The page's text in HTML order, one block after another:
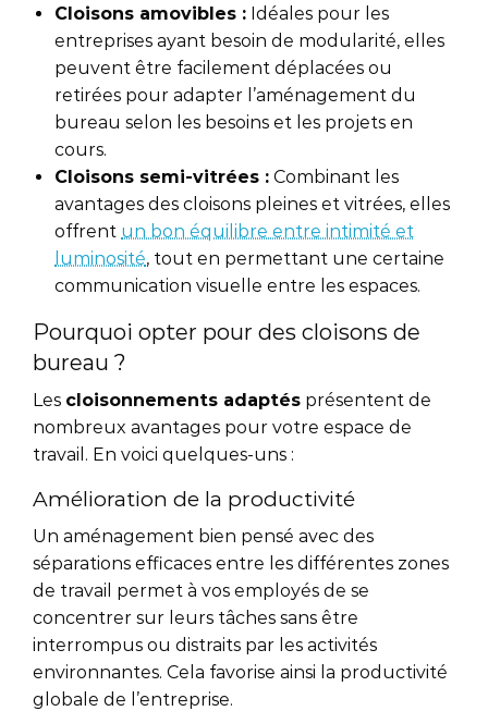
Cloisons amovibles : Idéales pour les
entreprises ayant besoin de modularité, elles
peuvent être facilement déplacées ou
retirées pour adapter l’aménagement du
bureau selon les besoins et les projets en
cours.
Cloisons semi-vitrées : Combinant les
avantages des cloisons pleines et vitrées, elles
offrent un bon équilibre entre intimité et
luminosité, tout en permettant une certaine
communication visuelle entre les espaces.
Pourquoi opter pour des cloisons de
bureau ?
Les cloisonnements adaptés présentent de
nombreux avantages pour votre espace de
travail. En voici quelques-uns :
Amélioration de la productivité
Un aménagement bien pensé avec des
séparations efficaces entre les différentes zones
de travail permet à vos employés de se
concentrer sur leurs tâches sans être
interrompus ou distraits par les activités
environnantes. Cela favorise ainsi la productivité
globale de l’entreprise.